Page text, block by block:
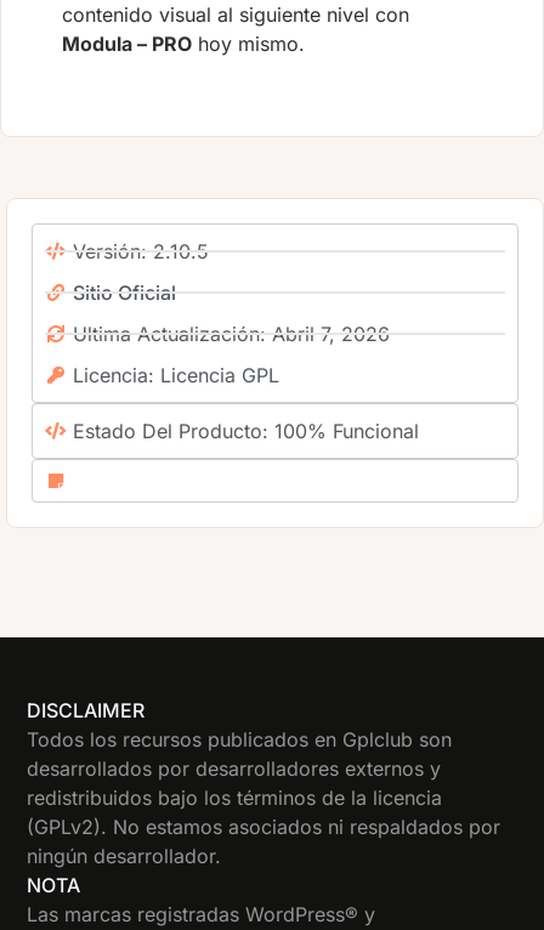
contenido visual al siguiente nivel con
Modula – PRO hoy mismo.
Versión: 2.10.5
Sitio Oficial
Ultima Actualización: Abril 7, 2026
Licencia: Licencia GPL
Estado Del Producto: 100% Funcional
DISCLAIMER
Todos los recursos publicados en Gplclub son
desarrollados por desarrolladores externos y
redistribuidos bajo los términos de la licencia
(GPLv2). No estamos asociados ni respaldados por
ningún desarrollador.
NOTA
Las marcas registradas WordPress® y